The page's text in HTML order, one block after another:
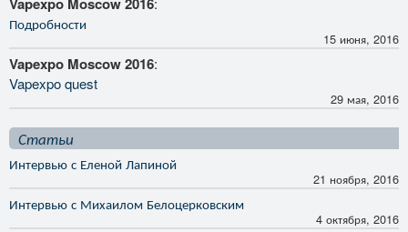
Подробности
15 июня, 2016
Vapexpo Moscow 2016:
Vapexpo quest
29 мая, 2016
Статьи
Интервью с Еленой Лапиной
21 ноября, 2016
Интервью с Михаилом Белоцерковским
4 октября, 2016